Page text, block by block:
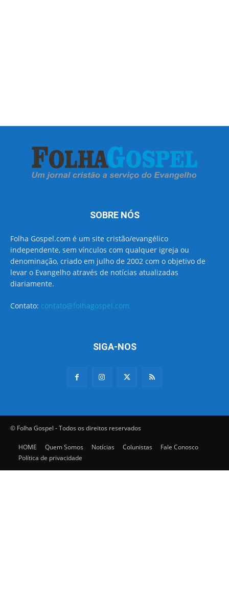
SOBRE NÓS
Folha Gospel.com é um site cristão/evangélico
independente, sem vínculos com qualquer igreja ou
denominação, criado em julho de 2002 com o objetivo de
levar o Evangelho através de notícias atualizadas
diariamente.
Contato: contato@folhagospel.com
SIGA-NOS
© Folha Gospel - Todos os direitos reservados
HOME Quem Somos Notícias Colunistas
Fale Conosco
Política de privacidade